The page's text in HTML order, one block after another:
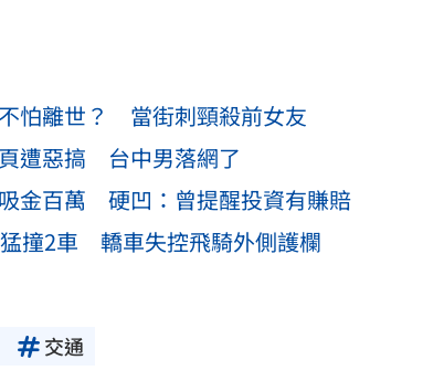
怕離世？ 當街刺頸殺前女友
頁遭惡搞 台中男落網了
金百萬 硬凹：曾提醒投資有賺賠
撞2車 轎車失控飛騎外側護欄
交通